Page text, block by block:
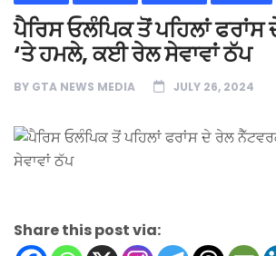
ਪੈਰਿਸ ਓਲੰਪਿਕ ਤੋਂ ਪਹਿਲਾਂ
‘ਤੇ ਹਮਲੇ, ਕਈ ਰੇਲ ਸੇਵਾਵਾਂ ਠੱਪ
BY GTA NEWS MEDIA JULY 26, 2024
Share this post via: